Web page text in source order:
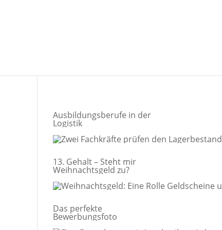
Ausbildungsberufe in der
Logistik
13. Gehalt – Steht mir
Weihnachtsgeld zu?
Das perfekte
Bewerbungsfoto